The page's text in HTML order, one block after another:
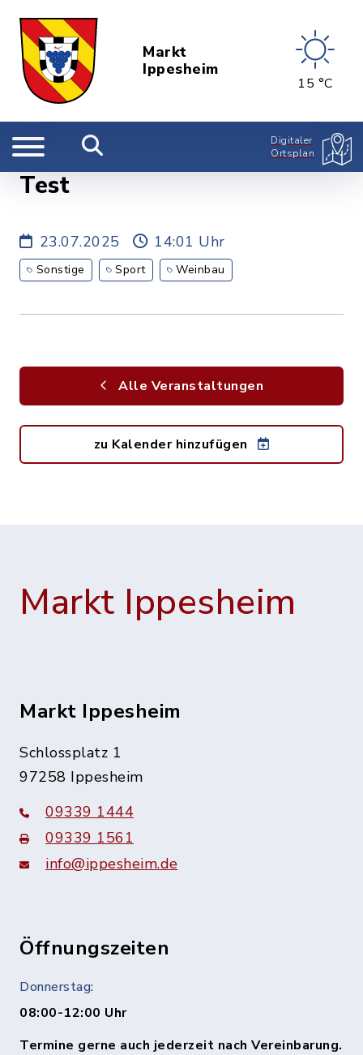
Markt
Ippesheim
15 °C
Digitaler
Ortsplan
Test
23.07.2025 14:01 Uhr
Sonstige Sport Weinbau
Alle Veranstaltungen
zu Kalender hinzufügen
Markt Ippesheim
Markt Ippesheim
Schlossplatz 1
97258 Ippesheim
09339 1444
09339 1561
info@ippesheim.de
Öffnungszeiten
Donnerstag:
08:00-12:00 Uhr
Termine gerne auch jederzeit nach Vereinbarung.